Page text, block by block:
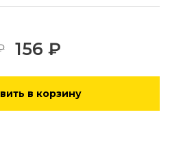
156 ₽
в корзину